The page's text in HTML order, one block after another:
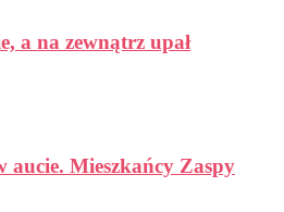
a na zewnątrz upał
aucie. Mieszkańcy Zaspy